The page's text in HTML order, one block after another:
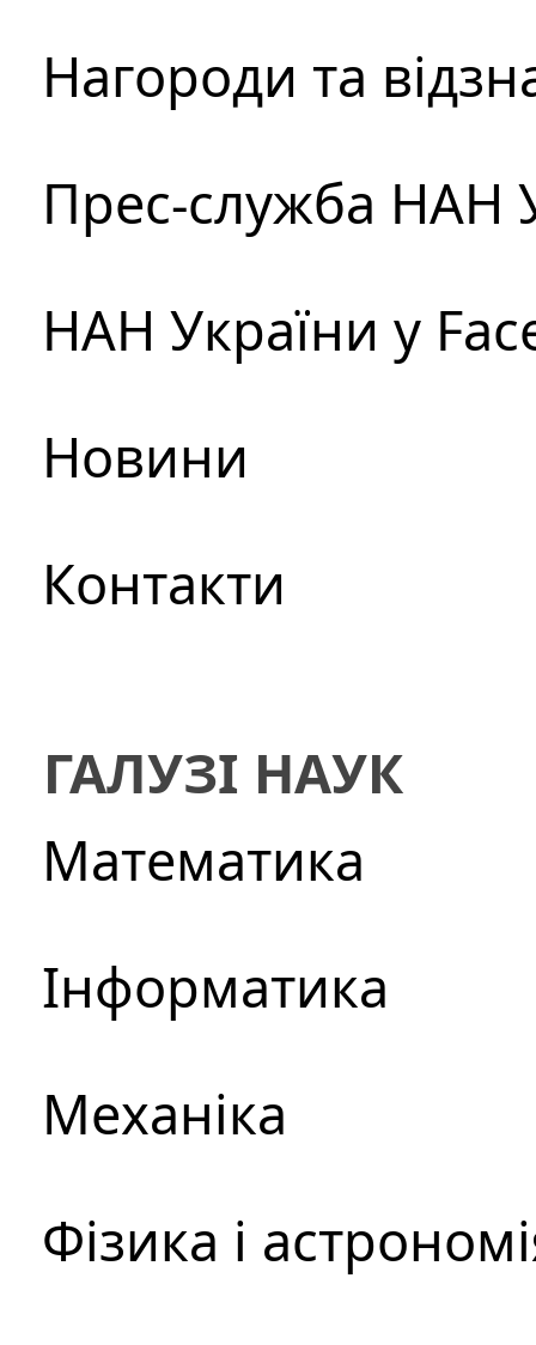
Нагороди та
Прес-служба НАН
НАН України у
Новини
Контакти
ГАЛУЗІ НАУК
Математика
Інформатика
Механіка
Фізика і